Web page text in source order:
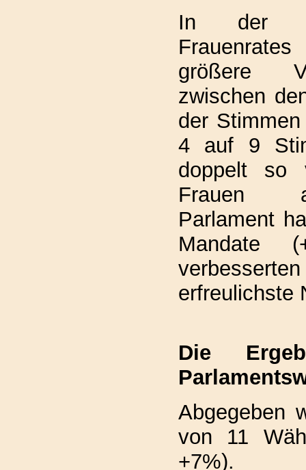
In der
größere
zwischen
der
4 auf 9
doppelt so
Frauen
Parlament
Mandate
erfreulichste
Die
Abgegeben
von 11
+7%).